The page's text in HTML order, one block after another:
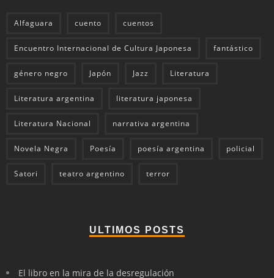
Alfaguara cuento cuentos
Encuentro Internacional de Cultura Japonesa fantástico
género negro Japón Jazz Literatura
Literatura argentina literatura japonesa
Literatura Nacional narrativa argentina
Novela Negra Poesía poesía argentina policial
Satori teatro argentino terror
ULTIMOS POSTS
El libro en la mira de la desregulación